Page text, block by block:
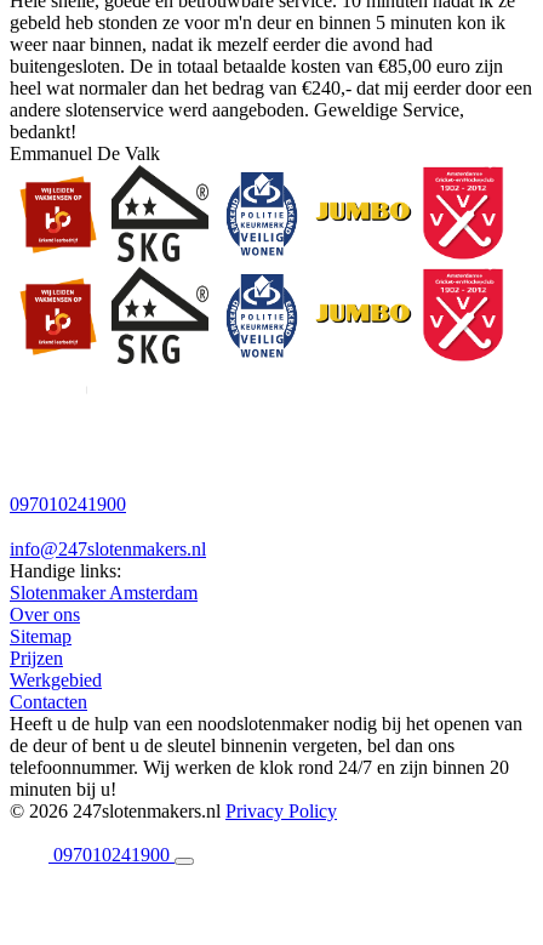
gebeld heb stonden ze voor m'n deur en binnen 5 minuten kon ik
weer naar binnen, nadat ik mezelf eerder die avond had
buitengesloten. De in totaal betaalde kosten van €85,00 euro zijn
heel wat normaler dan het bedrag van €240,- dat mij eerder door een
andere slotenservice werd aangeboden. Geweldige Service,
bedankt!
Emmanuel De Valk
097010241900
info@247slotenmakers.nl
Handige links:
Slotenmaker Amsterdam
Over ons
Sitemap
Prijzen
Werkgebied
Contacten
Heeft u de hulp van een noodslotenmaker nodig bij het openen van
de deur of bent u de sleutel binnenin vergeten, bel dan ons
telefoonnummer. Wij werken de klok rond 24/7 en zijn binnen 20
minuten bij u!
© 2026 247slotenmakers.nl Privacy Policy
097010241900